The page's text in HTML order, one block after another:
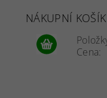
NÁKUPNÍ KOŠÍK
Cena: